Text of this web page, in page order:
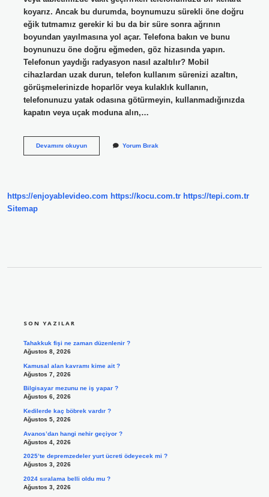
koyarız. Ancak bu durumda, boynumuzu sürekli öne doğru
eğik tutmamız gerekir ki bu da bir süre sonra ağrının
boyundan yayılmasına yol açar. Telefona bakın ve bunu
boynunuzu öne doğru eğmeden, göz hizasında yapın.
Telefonun yaydığı radyasyon nasıl azaltılır? Mobil
cihazlardan uzak durun, telefon kullanım sürenizi azaltın,
görüşmelerinizde hoparlör veya kulaklık kullanın,
telefonunuzu yatak odasına götürmeyin, kullanmadığınızda
kapatın veya uçak moduna alın,…
Devamını okuyunUyurken
Yorum Bırak
https://enjoyablevideo.com https://kocu.com.tr https://tepi.com.tr
Sitemap
SON YAZILAR
Tahakkuk fişi ne zaman düzenlenir ?
Ağustos 8, 2026
Kamusal alan kavramı kime ait ?
Ağustos 7, 2026
Bilgisayar mezunu ne iş yapar ?
Ağustos 6, 2026
Kedilerde kaç böbrek vardır ?
Ağustos 5, 2026
Avanos’dan hangi nehir geçiyor ?
Ağustos 4, 2026
2025’te depremzedeler yurt ücreti ödeyecek mi ?
Ağustos 3, 2026
2024 sıralama belli oldu mu ?
Ağustos 3, 2026